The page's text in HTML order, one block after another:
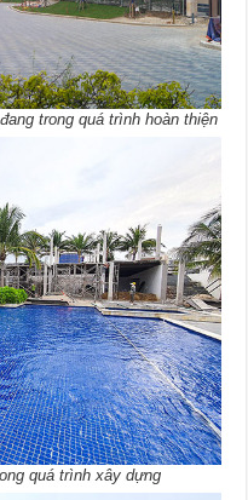
trong quá trình hoàn thiện
quá trình xây dựng